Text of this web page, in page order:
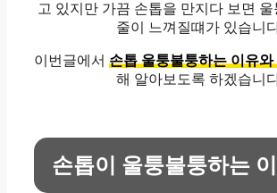
고 있지만 가끔 손톱을 만지다 보면
줄이 느껴질떄가 있습니
이번글에서 손톱 울퉁불퉁하는 이유
해 알아보도록 하겠습니
손톱이 울퉁불퉁하는